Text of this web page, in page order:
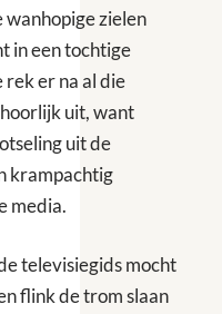
wanhopige zielen
in een tochtige
rek er na al die
uit, want
uit de
krampachtig
media.
televisiegids mocht
flink de trom slaan